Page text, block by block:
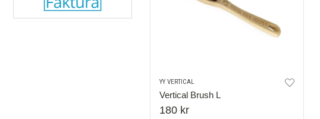
YY VERTICAL
Vertical Brush L
180 kr